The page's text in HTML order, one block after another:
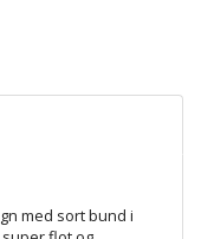
med sort bund i